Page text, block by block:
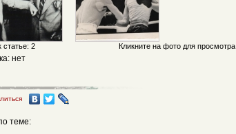
Кликните на фото для просмотра
статье: 2
нет
теме: